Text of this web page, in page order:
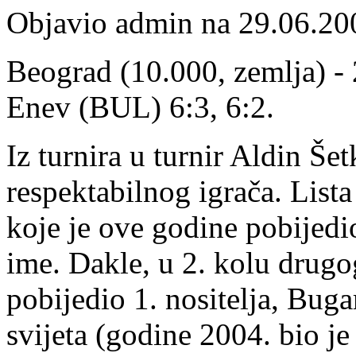
Objavio admin na
Beograd (10.000, zemlja)
Enev (BUL) 6:3, 6:2.
Iz turnira u turnir Aldin
respektabilnog igrača.
koje je ove godine
ime. Dakle, u 2. kolu
pobijedio 1. nositelja,
svijeta (godine 2004. bio